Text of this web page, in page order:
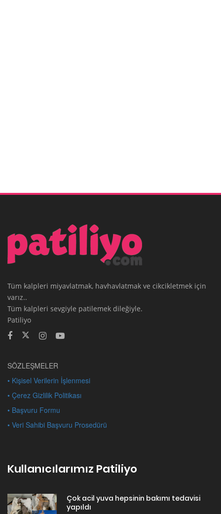
Tüm kalpleri miyavlatmak, havhavlatmak ve cikcikletmek için
varız..
Tüm kalpleri sevgiyle patilemek dileğiyle.
Patiliyo
SÖZLEŞMELER
• Kişisel Verilerin İşlenmesi
• Çerez Gizlilik Politikası
• Başvuru Formu
• Veri Sahibi Başvuru Prosedürü
Kullanıcılarımız Patiliyo
Çok acil yuva hepsinin bakımı tedavisi
yapıldı